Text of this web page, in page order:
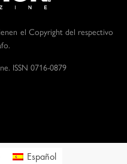
el Copyright del respectivo
ISSN 0716-0879
Español